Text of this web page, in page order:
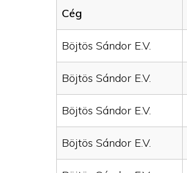
Cég
Böjtös Sándor E.V.
Böjtös Sándor E.V.
Böjtös Sándor E.V.
Böjtös Sándor E.V.